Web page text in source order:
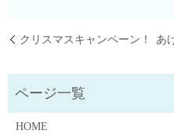
クリスマスキャンペーン！ あ
HOME